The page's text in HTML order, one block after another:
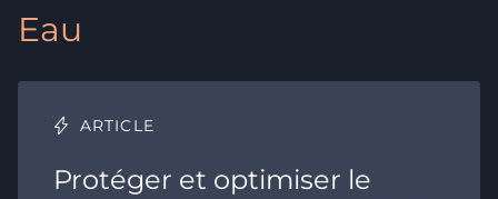
Eau
ARTICLE
Protéger et optimiser le